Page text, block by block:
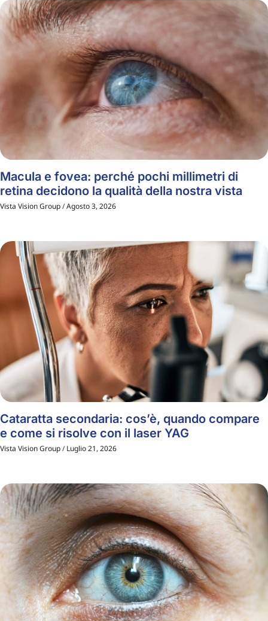
Macula e fovea: perché pochi millimetri di
retina decidono la qualità della nostra vista
Vista Vision Group Agosto 3, 2026
Cataratta secondaria: cos’è, quando compare
e come si risolve con il laser YAG
Vista Vision Group Luglio 21, 2026